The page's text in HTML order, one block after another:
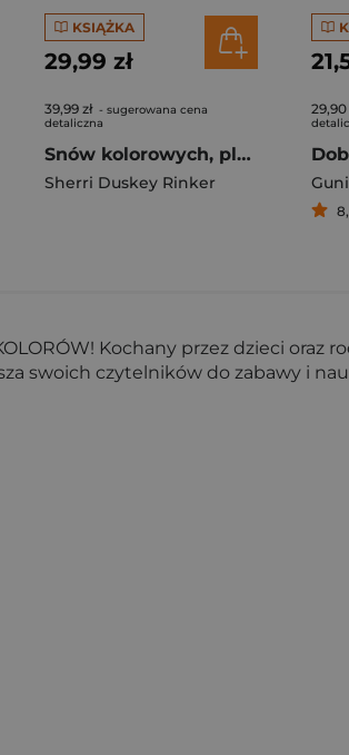
,Szwajkowski Witold
KSIĄŻKA
29,99 zł
39,99 zł - sugerowana cena
detaliczna
Snów kolorowych, placu budowy
Sherri Duskey Rinker
29,90
Kochany przez dzieci oraz
swoich czytelników do zabawy i